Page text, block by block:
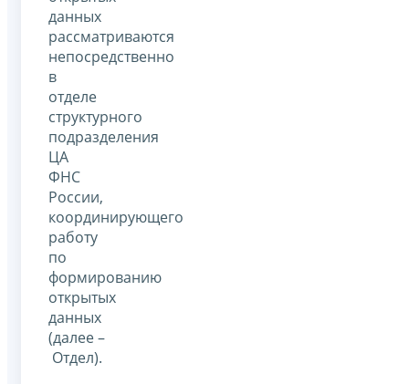
данных
рассматриваются
непосредственно
в
отделе
структурного
подразделения
ЦА
ФНС
России,
координирующего
работу
по
формированию
открытых
данных
(далее –
Отдел).